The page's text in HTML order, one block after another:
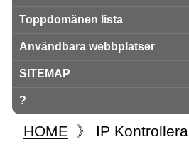
Toppdomänen lista
Användbara webbplatser
SITEMAP
?
HOME 》 IP Kontrollera